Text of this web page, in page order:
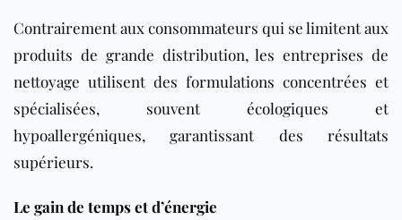
Contrairement aux consommateurs qui se limitent aux
produits de grande distribution, les entreprises de
nettoyage utilisent des formulations concentrées et
spécialisées, souvent écologiques et
hypoallergéniques, garantissant des résultats
supérieurs.
Le gain de temps et d’énergie